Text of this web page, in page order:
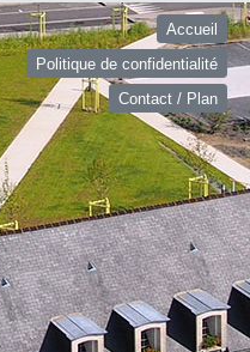
Accueil
Politique de confidentialité
Contact / Plan